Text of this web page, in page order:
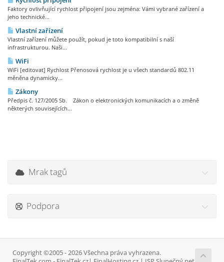
Faktory ovlivňující rychlost připojení jsou zejména: Vámi vybrané zařízení a
jeho technické...
Vlastní zařízení
Vlastní zařízení můžete použít, pokud je toto kompatibilní s naší
infrastrukturou. Naši...
WiFi
WiFi [editovat] Rychlost Přenosová rychlost je u všech standardů 802.11
měněna dynamicky...
Zákony
Předpis č. 127/2005 Sb. Zákon o elektronických komunikacích a o změně
některých souvisejících...
Mrak tagů
Podpora
Copyright ©2005 - 2026 Všechna práva vyhrazena.